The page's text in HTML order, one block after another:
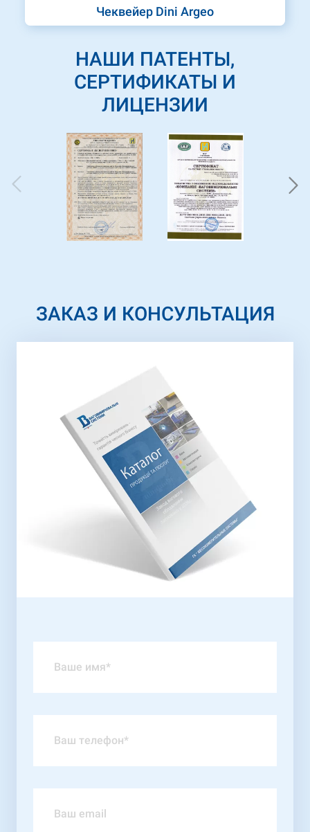
Чеквейер Dini Argeo
НАШИ ПАТЕНТЫ,
СЕРТИФИКАТЫ И
ЛИЦЕНЗИИ
ЗАКАЗ И КОНСУЛЬТАЦИЯ